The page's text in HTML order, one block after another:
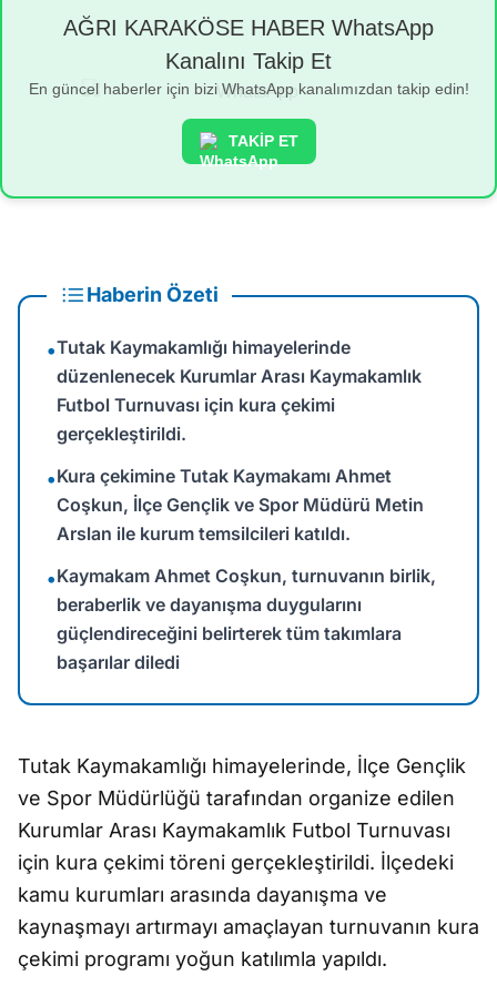
AĞRI KARAKÖSE HABER WhatsApp
Kanalını Takip Et
En güncel haberler için bizi WhatsApp kanalımızdan takip edin!
TAKİP ET
Haberin Özeti
•Tutak Kaymakamlığı himayelerinde
düzenlenecek Kurumlar Arası Kaymakamlık
Futbol Turnuvası için kura çekimi
gerçekleştirildi.
•Kura çekimine Tutak Kaymakamı Ahmet
Coşkun, İlçe Gençlik ve Spor Müdürü Metin
Arslan ile kurum temsilcileri katıldı.
•Kaymakam Ahmet Coşkun, turnuvanın birlik,
beraberlik ve dayanışma duygularını
güçlendireceğini belirterek tüm takımlara
başarılar diledi
Tutak Kaymakamlığı himayelerinde, İlçe Gençlik
ve Spor Müdürlüğü tarafından organize edilen
Kurumlar Arası Kaymakamlık Futbol Turnuvası
için kura çekimi töreni gerçekleştirildi. İlçedeki
kamu kurumları arasında dayanışma ve
kaynaşmayı artırmayı amaçlayan turnuvanın kura
çekimi programı yoğun katılımla yapıldı.